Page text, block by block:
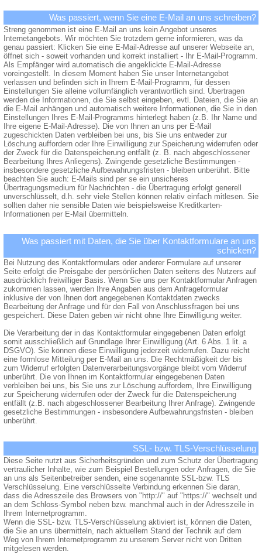
Was passiert, wenn Sie eine E-Mail an uns schreiben?
Streng genommen ist eine E-Mail an uns kein Angebot unseres
Internetangebots. Wir möchten Sie trotzdem gerne informieren, was da
genau passiert: Klicken Sie eine E-Mail-Adresse auf unserer Webseite an,
öffnet sich - soweit vorhanden und korrekt installiert - Ihr E-Mail-Programm.
Als Empfänger wird automatisch die angeklickte E-Mail-Adresse
voreingestellt. In diesem Moment haben Sie unser Internetangebot
verlassen und befinden sich in Ihrem E-Mail-Programm, für dessen
Einstellungen Sie alleine vollumfänglich verantwortlich sind. Übertragen
werden die Informationen, die Sie selbst eingeben, evtl. Dateien, die Sie an
die E-Mail anhängen und automatisch weitere Informationen, die Sie in den
Einstellungen Ihres E-Mail-Programms hinterlegt haben (z.B. Ihr Name und
Ihre eigene E-Mail-Adresse). Die von Ihnen an uns per E-Mail
zugeschickten Daten verbleiben bei uns, bis Sie uns entweder zur
Löschung auffordern oder Ihre Einwilligung zur Speicherung widerrufen oder
der Zweck für die Datenspeicherung entfällt (z. B. nach abgeschlossener
Bearbeitung Ihres Anliegens). Zwingende gesetzliche Bestimmungen -
insbesondere gesetzliche Aufbewahrungsfristen - bleiben unberührt. Bitte
beachten Sie auch: E-Mails sind per se ein unsicheres
Übertragungsmedium für Nachrichten - die Übertragung erfolgt generell
unverschlüsselt, d.h. sehr viele Stellen können relativ einfach mitlesen. Sie
sollten daher nie sensible Daten wie beispielsweise Kreditkarten-
Informationen per E-Mail übermitteln.
Was passiert mit Daten, die Sie über Kontaktformulare an uns
schicken?
Bei Nutzung des Kontaktformulars oder anderer Formulare auf unserer
Seite erfolgt die Preisgabe der persönlichen Daten seitens des Nutzers auf
ausdrücklich freiwilliger Basis. Wenn Sie uns per Kontaktformular Anfragen
zukommen lassen, werden Ihre Angaben aus dem Anfrageformular
inklusive der von Ihnen dort angegebenen Kontaktdaten zwecks
Bearbeitung der Anfrage und für den Fall von Anschlussfragen bei uns
gespeichert. Diese Daten geben wir nicht ohne Ihre Einwilligung weiter.
Die Verarbeitung der in das Kontaktformular eingegebenen Daten erfolgt
somit ausschließlich auf Grundlage Ihrer Einwilligung (Art. 6 Abs. 1 lit. a
DSGVO). Sie können diese Einwilligung jederzeit widerrufen. Dazu reicht
eine formlose Mitteilung per E-Mail an uns. Die Rechtmäßigkeit der bis
zum Widerruf erfolgten Datenverarbeitungsvorgänge bleibt vom Widerruf
unberührt. Die von Ihnen im Kontaktformular eingegebenen Daten
verbleiben bei uns, bis Sie uns zur Löschung auffordern, Ihre Einwilligung
zur Speicherung widerrufen oder der Zweck für die Datenspeicherung
entfällt (z.B. nach abgeschlossener Bearbeitung Ihrer Anfrage). Zwingende
gesetzliche Bestimmungen - insbesondere Aufbewahrungsfristen - bleiben
unberührt.
SSL- bzw. TLS-Verschlüsselung
Diese Seite nutzt aus Sicherheitsgründen und zum Schutz der Übertragung
vertraulicher Inhalte, wie zum Beispiel Bestellungen oder Anfragen, die Sie
an uns als Seitenbetreiber senden, eine sogenannte SSL-bzw. TLS
Verschlüsselung. Eine verschlüsselte Verbindung erkennen Sie daran,
dass die Adresszeile des Browsers von "http://" auf "https://" wechselt und
an dem Schloss-Symbol neben bzw. manchmal auch in der Adresszeile in
Ihrem Internetprogramm.
Wenn die SSL- bzw. TLS-Verschlüsselung aktiviert ist, können die Daten,
die Sie an uns übermitteln, nach aktuellem Stand der Technik auf dem
Weg von Ihrem Internetprogramm zu unserem Server nicht von Dritten
mitgelesen werden.